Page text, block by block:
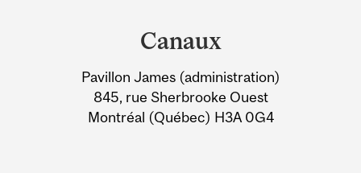
Information
Canaux
Pavillon James (administration)
845, rue Sherbrooke Ouest
Montréal (Québec) H3A 0G4